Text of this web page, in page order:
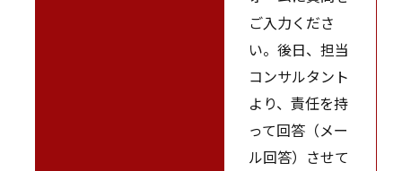
ご入力くださ
い。後日、担当
コンサルタント
より、責任を持
って回答（メー
ル回答）させて